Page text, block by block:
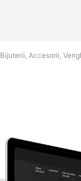
Bijuterii, Accesorii,